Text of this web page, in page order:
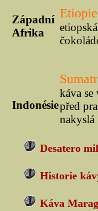
Západní
Afrika
Etiopie
Indonésie
káva
před
nakyslá
Desatero
Historie
Káva